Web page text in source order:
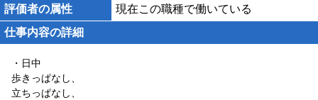
評価者の属性
現在この職種で働いている
仕事内容の詳細
・日中
歩きっぱなし、
立ちっぱなし、